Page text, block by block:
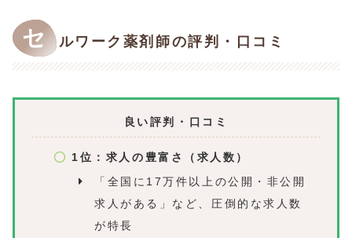
セ ルワーク薬剤師の評判・口コミ
良い評判・口コミ
1位：求人の豊富さ（求人数）
「全国に17万件以上の公開・非公開
求人がある」など、圧倒的な求人数
が特長